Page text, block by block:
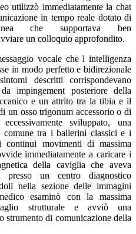
utilizzò immediatamente la chat
in tempo reale dotato di
che supportava ben
un colloquio approfondito.
vocale che l intelligenza
in modo perfetto e bidirezionale
descritti corrispondevano
impingement posteriore della
e un attrito tra la tibia e il
un osso trigonum accessorio o di
sviluppato, una
comune tra i ballerini classici e i
movimenti di massima
immediatamente a caricare i
della caviglia che aveva
un centro diagnostico
nella sezione delle immagini
esaminò con la massima
strutturale e avviò una
strumento di comunicazione della